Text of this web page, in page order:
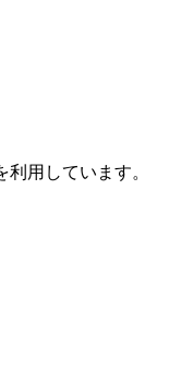
用しています。